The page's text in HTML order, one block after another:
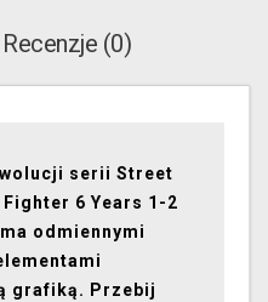
Recenzje (0)
serii Street
6 Years 1-2
odmiennymi
grafiką. Przebij